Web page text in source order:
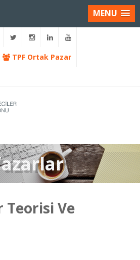
MENU
TPF Ortak Pazar
Teorisi Ve